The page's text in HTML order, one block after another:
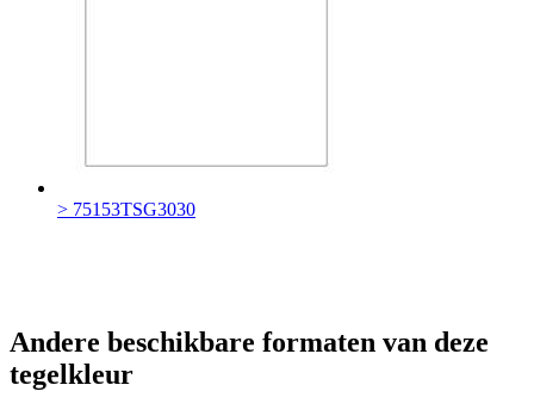
> 75153TSG3030
Andere beschikbare formaten van deze
tegelkleur